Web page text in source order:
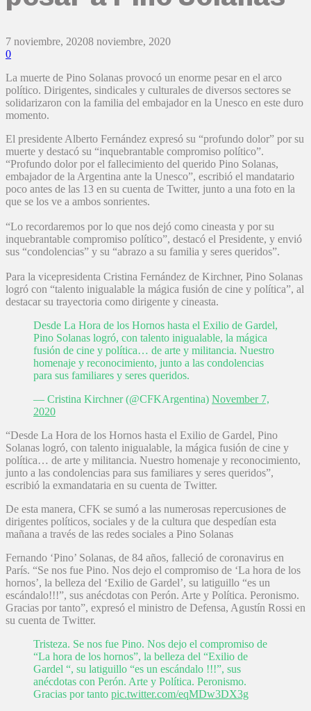
7 noviembre, 20208 noviembre, 2020
0
La muerte de Pino Solanas provocó un enorme pesar en el arco
político. Dirigentes, sindicales y culturales de diversos sectores se
solidarizaron con la familia del embajador en la Unesco en este duro
momento.
El presidente Alberto Fernández expresó su “profundo dolor” por su
muerte y destacó su “inquebrantable compromiso político”.
“Profundo dolor por el fallecimiento del querido Pino Solanas,
embajador de la Argentina ante la Unesco”, escribió el mandatario
poco antes de las 13 en su cuenta de Twitter, junto a una foto en la
que se los ve a ambos sonrientes.
“Lo recordaremos por lo que nos dejó como cineasta y por su
inquebrantable compromiso político”, destacó el Presidente, y envió
sus “condolencias” y su “abrazo a su familia y seres queridos”.
Para la vicepresidenta Cristina Fernández de Kirchner, Pino Solanas
logró con “talento inigualable la mágica fusión de cine y política”, al
destacar su trayectoria como dirigente y cineasta.
Desde La Hora de los Hornos hasta el Exilio de Gardel,
Pino Solanas logró, con talento inigualable, la mágica
fusión de cine y política… de arte y militancia. Nuestro
homenaje y reconocimiento, junto a las condolencias
para sus familiares y seres queridos.
— Cristina Kirchner (@CFKArgentina) November 7,
2020
“Desde La Hora de los Hornos hasta el Exilio de Gardel, Pino
Solanas logró, con talento inigualable, la mágica fusión de cine y
política… de arte y militancia. Nuestro homenaje y reconocimiento,
junto a las condolencias para sus familiares y seres queridos”,
escribió la exmandataria en su cuenta de Twitter.
De esta manera, CFK se sumó a las numerosas repercusiones de
dirigentes políticos, sociales y de la cultura que despedían esta
mañana a través de las redes sociales a Pino Solanas
Fernando ‘Pino’ Solanas, de 84 años, falleció de coronavirus en
París. “Se nos fue Pino. Nos dejo el compromiso de ‘La hora de los
hornos’, la belleza del ‘Exilio de Gardel’, su latiguillo “es un
escándalo!!!”, sus anécdotas con Perón. Arte y Política. Peronismo.
Gracias por tanto”, expresó el ministro de Defensa, Agustín Rossi en
su cuenta de Twitter.
Tristeza. Se nos fue Pino. Nos dejo el compromiso de
“La hora de los hornos”, la belleza del “Exilio de
Gardel “, su latiguillo “es un escándalo !!!”, sus
anécdotas con Perón. Arte y Política. Peronismo.
Gracias por tanto pic.twitter.com/eqMDw3DX3g